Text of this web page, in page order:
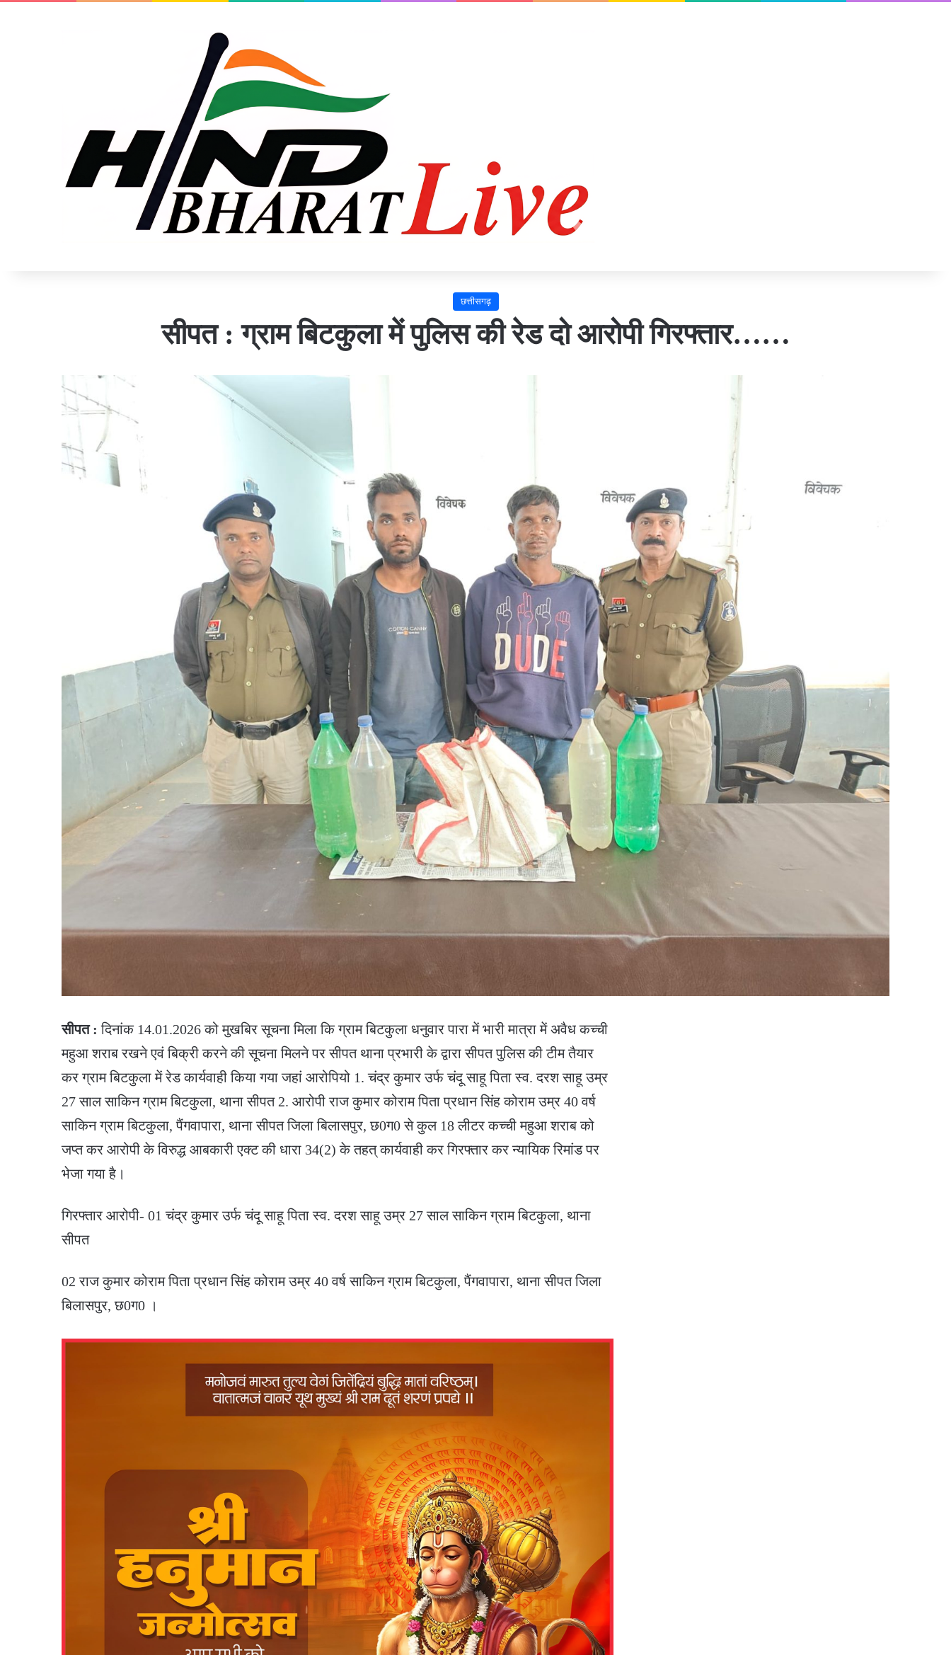
छत्तीसगढ़
सीपत : ग्राम बिटकुला में पुलिस की रेड दो आरोपी गिरफ्तार……
सीपत : दिनांक 14.01.2026 को मुखबिर सूचना मिला कि ग्राम बिटकुला धनुवार पारा में भारी मात्रा में अवैध कच्ची
महुआ शराब रखने एवं बिक्री करने की सूचना मिलने पर सीपत थाना प्रभारी के द्वारा सीपत पुलिस की टीम तैयार
कर ग्राम बिटकुला में रेड कार्यवाही किया गया जहां आरोपियो 1. चंद्र कुमार उर्फ चंदू साहू पिता स्व. दरश साहू उम्र
27 साल साकिन ग्राम बिटकुला, थाना सीपत 2. आरोपी राज कुमार कोराम पिता प्रधान सिंह कोराम उम्र 40 वर्ष
साकिन ग्राम बिटकुला, पैंगवापारा, थाना सीपत जिला बिलासपुर, छ0ग0 से कुल 18 लीटर कच्ची महुआ शराब को
जप्त कर आरोपी के विरुद्ध आबकारी एक्ट की धारा 34(2) के तहत् कार्यवाही कर गिरफ्तार कर न्यायिक रिमांड पर
भेजा गया है।
गिरफ्तार आरोपी- 01 चंद्र कुमार उर्फ चंदू साहू पिता स्व. दरश साहू उम्र 27 साल साकिन ग्राम बिटकुला, थाना
सीपत
02 राज कुमार कोराम पिता प्रधान सिंह कोराम उम्र 40 वर्ष साकिन ग्राम बिटकुला, पैंगवापारा, थाना सीपत जिला
बिलासपुर, छ0ग0 ।